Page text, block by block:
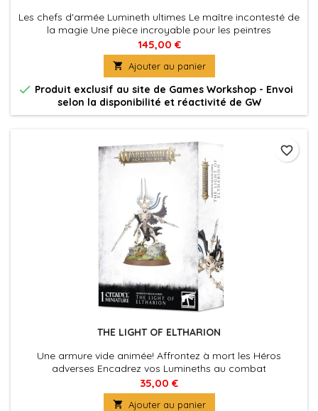
Les chefs d'armée Lumineth ultimes Le maître incontesté de
la magie Une pièce incroyable pour les peintres
145,00 €
 Ajouter au panier
 Produit exclusif au site de Games Workshop - Envoi
selon la disponibilité et réactivité de GW
THE LIGHT OF ELTHARION
Une armure vide animée! Affrontez à mort les Héros
adverses Encadrez vos Lumineths au combat
35,00 €
 Ajouter au panier
favorite_border